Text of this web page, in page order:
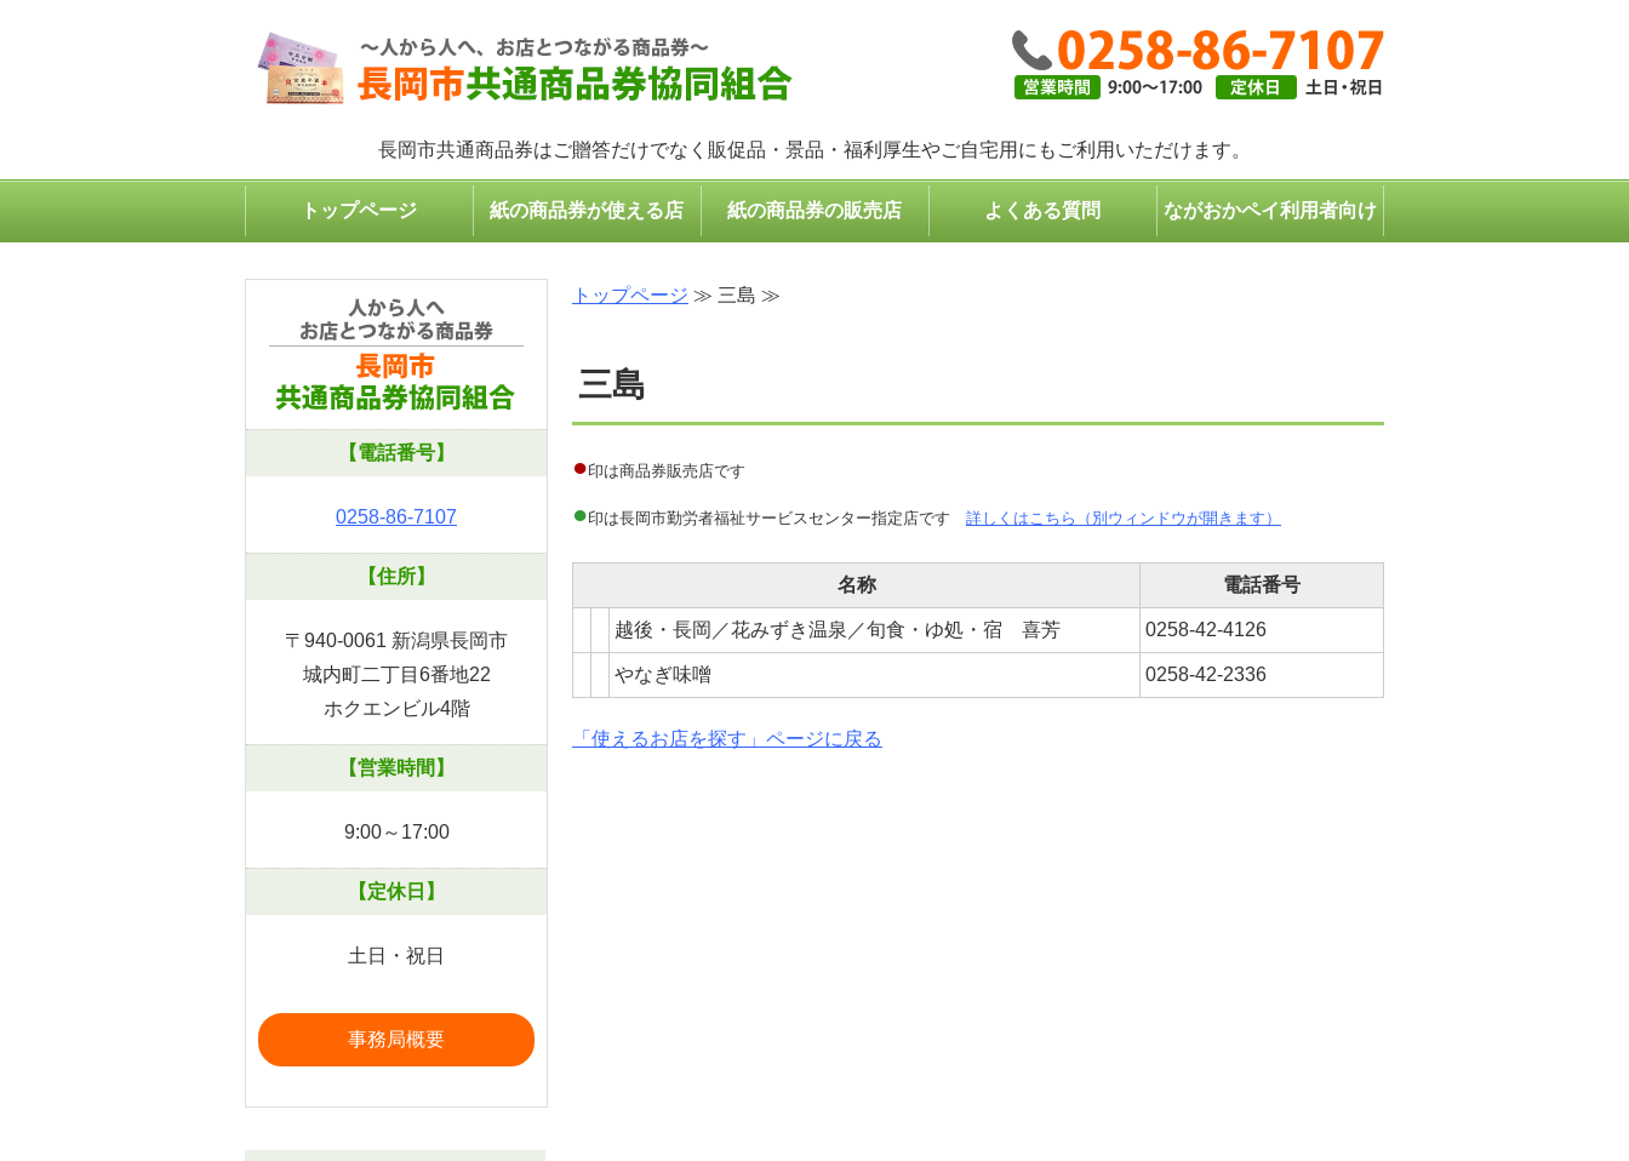
コンパクトなプレゼント・ギフトは長岡市共通商品券で｜長岡市共通商品券協同組合
長岡市共通商品券はご贈答だけでなく販促品・景品・福利厚生やご自宅用にもご利用いただけます。
トップページ 紙の商品券が使える店 紙の商品券の販売店 よくある質問 ながおかペイ利用者向け
トップページ ≫ 三島 ≫
三島
●印は商品券販売店です
●印は長岡市勤労者福祉サービスセンター指定店です 詳しくはこちら（別ウィンドウが開きます）
名称 電話番号
越後・長岡／花みずき温泉／旬食・ゆ処・宿 喜芳 0258-42-4126
やなぎ味噌 0258-42-2336
「使えるお店を探す」ページに戻る
【電話番号】
0258-86-7107
【住所】
〒940-0061 新潟県長岡市
城内町二丁目6番地22
ホクエンビル4階
【営業時間】
9:00～17:00
【定休日】
土日・祝日
事務局概要